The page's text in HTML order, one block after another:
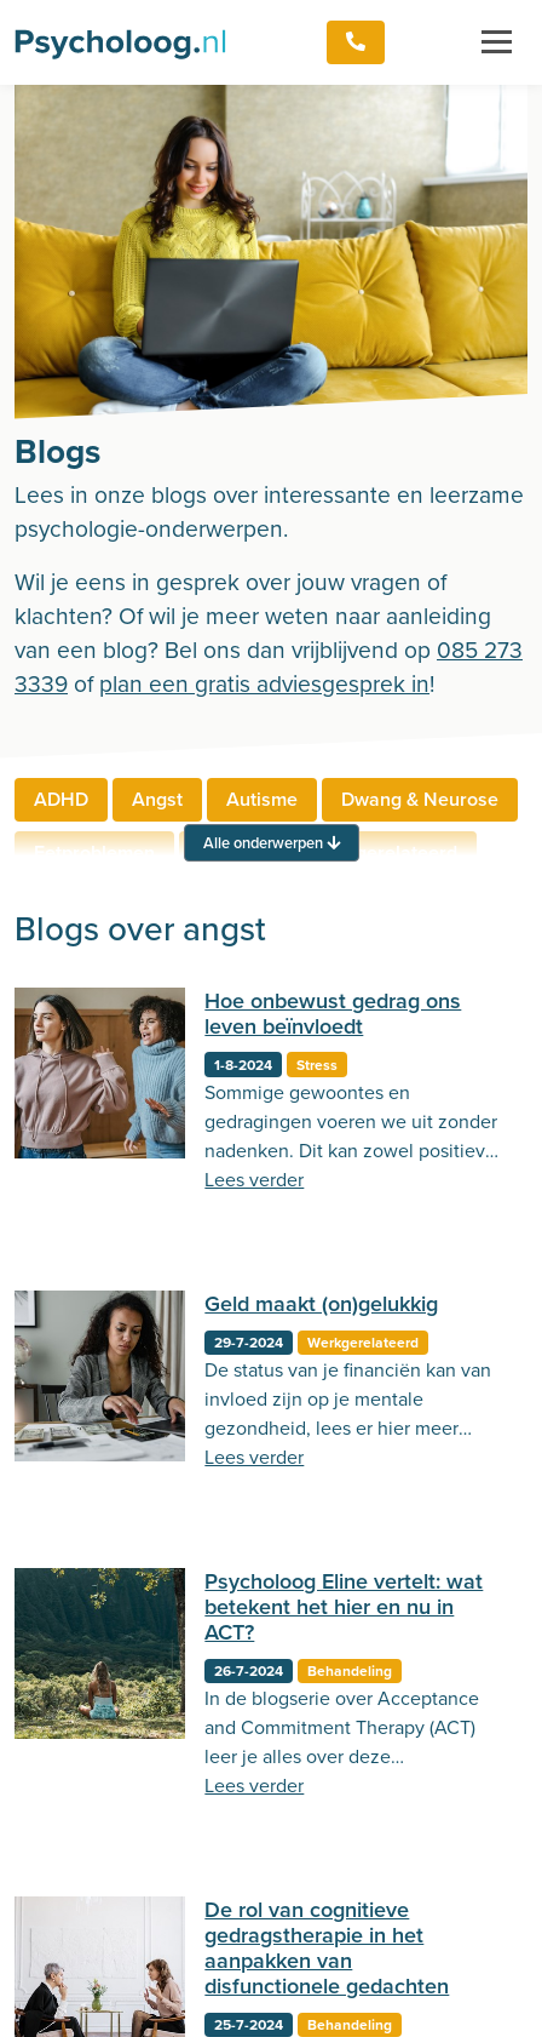
Blogs
Lees in onze blogs over interessante en leerzame
psychologie-onderwerpen.
Wil je eens in gesprek over jouw vragen of
klachten? Of wil je meer weten naar aanleiding
van een blog? Bel ons dan vrijblijvend op 085 273
3339 ofplan een gratis adviesgesprek in!
ADHD Angst Autisme
Dwang & Neurose
Eetproblemen
Relaties
Werkgerelateerd
Neuropsychologie
Verslaving
Zingeving
Persoonlijkheid
Sport Hechting
Behandeling
Actueel
Stemming
Emoties
Alle onderwerpen
Blogs over angst
Hoe onbewust gedrag ons
leven beïnvloedt
1-8-2024 Stress
Sommige gewoontes en
gedragingen voeren we uit zonder
nadenken. Dit kan zowel positieve
als negatieve effecten hebben.
Lees verder
Geld maakt (on)gelukkig
29-7-2024 Werkgerelateerd
De status van je financiën kan van
invloed zijn op je mentale
gezondheid, lees er hier meer
over!
Lees verder
Psycholoog Eline vertelt: wat
betekent het hier en nu in
ACT?
26-7-2024 Behandeling
In de blogserie over Acceptance
and Commitment Therapy (ACT)
leer je alles over deze
therapievorm. Lees in deze vierde
Lees verder
De rol van cognitieve
gedragstherapie in het
aanpakken van
disfunctionele gedachten
25-7-2024 Behandeling